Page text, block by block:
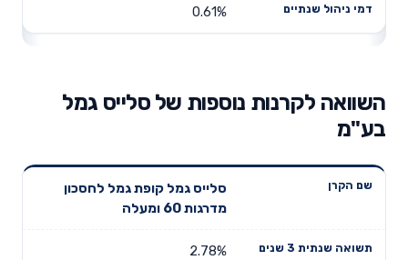
0.61%
השוואה לקרנות נוספות של סלייס גמל
בע"מ
שנתית 3
תשואה
שנתית 5
דמי ניהול
סלייס גמל קופת גמל לחסכון
מדרגות 60 ומעלה
2.78%